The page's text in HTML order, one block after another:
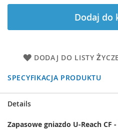
Dodaj do
DODAJ DO LISTY
SPECYFIKACJA PRODUKTU
Details
Zapasowe gniazdo U-Reach CF